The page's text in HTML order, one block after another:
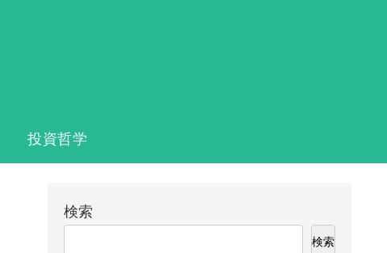
投資哲学
検索
検索